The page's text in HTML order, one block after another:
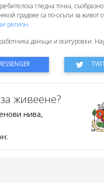
гледна точка,
градове са по-скъпи за
регион.
данъци и осигуровки.
живеене?
нива,